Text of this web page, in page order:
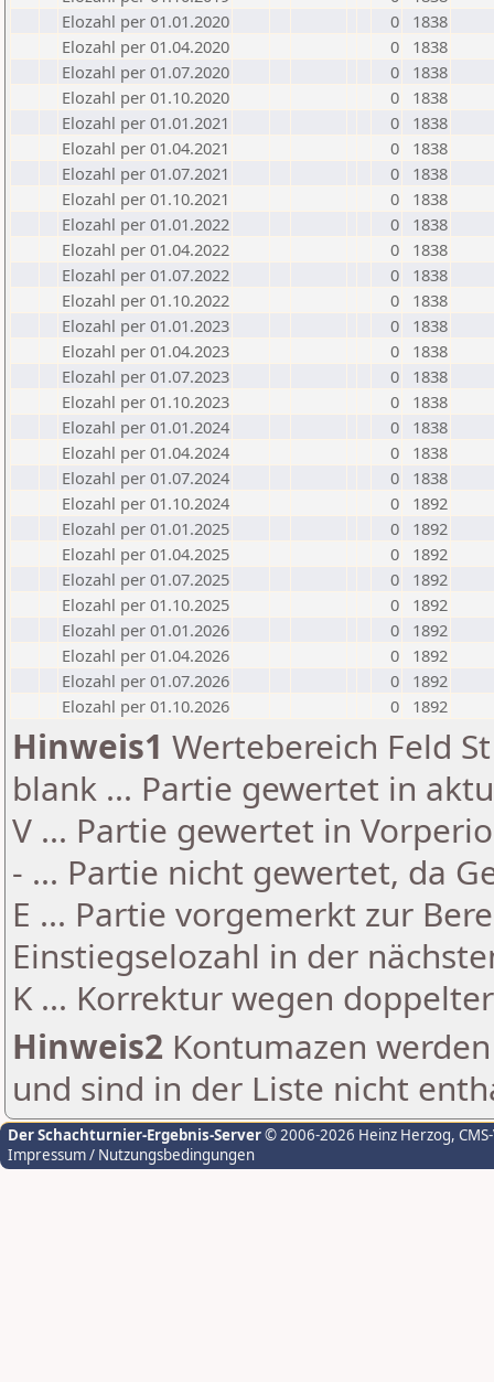
Elozahl per 01.01.2020
0
1838
Elozahl per 01.04.2020
0
1838
Elozahl per 01.07.2020
0
1838
Elozahl per 01.10.2020
0
1838
Elozahl per 01.01.2021
0
1838
Elozahl per 01.04.2021
0
1838
Elozahl per 01.07.2021
0
1838
Elozahl per 01.10.2021
0
1838
Elozahl per 01.01.2022
0
1838
Elozahl per 01.04.2022
0
1838
Elozahl per 01.07.2022
0
1838
Elozahl per 01.10.2022
0
1838
Elozahl per 01.01.2023
0
1838
Elozahl per 01.04.2023
0
1838
Elozahl per 01.07.2023
0
1838
Elozahl per 01.10.2023
0
1838
Elozahl per 01.01.2024
0
1838
Elozahl per 01.04.2024
0
1838
Elozahl per 01.07.2024
0
1838
Elozahl per 01.10.2024
0
1892
Elozahl per 01.01.2025
0
1892
Elozahl per 01.04.2025
0
1892
Elozahl per 01.07.2025
0
1892
Elozahl per 01.10.2025
0
1892
Elozahl per 01.01.2026
0
1892
Elozahl per 01.04.2026
0
1892
Elozahl per 01.07.2026
0
1892
Elozahl per 01.10.2026
0 1892
Hinweis1 Wertebereich Feld
blank ... Partie gewertet in
V ... Partie gewertet in
- ... Partie nicht gewertet, da
E ... Partie vorgemerkt zur
Einstiegselozahl in der
K ... Korrektur wegen
Hinweis2 Kontumazen
und sind in der Liste nicht
Der Schachturnier-Ergebnis-Server© 2006-2026 Heinz Herzog,
Impressum / Nutzungsbedingungen